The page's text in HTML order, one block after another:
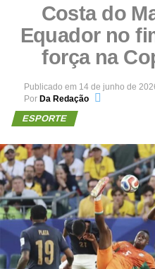
Costa do
Equador no
força na
Publicado em 14 de junho de
Por Da Redação
ESPORTE